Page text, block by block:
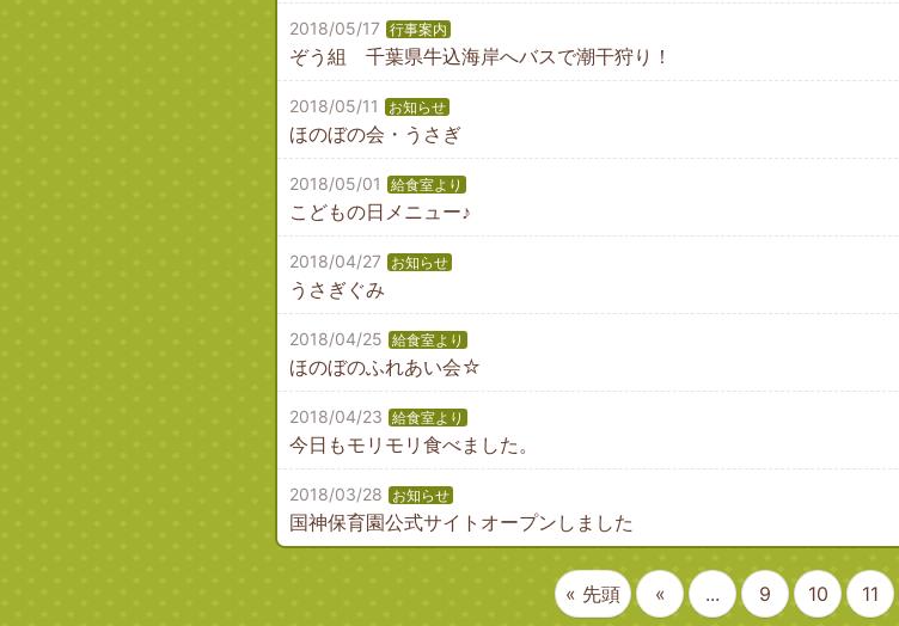
2018/05/17 行事案内
ぞう組 千葉県牛込海岸へバスで潮干狩り！
2018/05/11 お知らせ
ほのぼの会・うさぎ
2018/05/01 給食室より
こどもの日メニュー♪
2018/04/27 お知らせ
うさぎぐみ
2018/04/25 給食室より
ほのぼのふれあい会☆
2018/04/23 給食室より
今日もモリモリ食べました。
2018/03/28 お知らせ
国神保育園公式サイトオープンしました
« 先頭 « ... 9 10 11